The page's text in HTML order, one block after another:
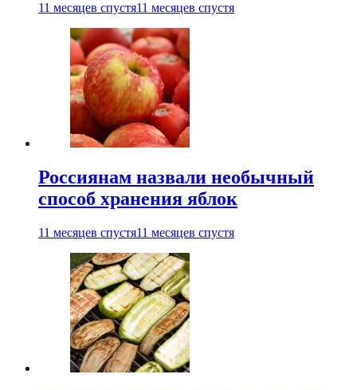
11 месяцев спустя11 месяцев спустя
Россиянам назвали необычный
способ хранения яблок
11 месяцев спустя11 месяцев спустя